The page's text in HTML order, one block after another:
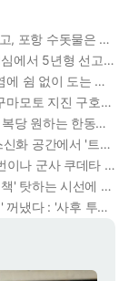
다뉴브강에서 제2차 세계대전 군함이 드러났고, 포항 수돗물은 갑자기 짜졌다 : 폭염·가뭄이 만든 낯선 풍경
부모 외출 틈타 여동생 성폭행한 20대 남성, 1심에서 5년형 선고 : 친족 간 '암수범죄'의 심각성
"실외기 과열, 문 닫지 마세요" 40도 안팎 폭염에 쉼 없이 도는 에어컨 : 화재 위험 경고등!
"한국산 물은 변기 물로 써라" : 한국이 보낸 구마모토 지진 구호품에 한 일본인의 '어처구니 없는' 반응
필리버스터는 밀리고 토론회는 묻히고 : 국힘 복당 원하는 한동훈, '검사 정치'의 한계만 드러내나
영화 '오디세이'에 난데없는 정치논쟁 : 그리스신화 공간에서 '트럼프 전쟁의 참혹함'이 보인다
이재명 사관학교 통합 반대를 직격했다, "세 번이나 군사 쿠데타 했는데 압도적 지위"
경기지사 추미애, 경기도 재정난 두고 '복지정책' 탓하는 시선에 정면 반박 : "고령자와 아이 인구 급증"
민주당 친석계, 전당대회 진행 중 '보완투표권' 꺼냈다 : '사후 투표 허용' 무리수에 정청래 "투표 쿠데타"